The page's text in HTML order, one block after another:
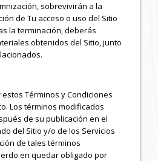
sobrevivirán a la
de Tu acceso o uso del Sitio
la terminación, deberás
obtenidos del Sitio, junto
Términos y Condiciones
Los términos modificados
de su publicación en el
del Sitio y/o de los Servicios
de tales términos
en quedar obligado por